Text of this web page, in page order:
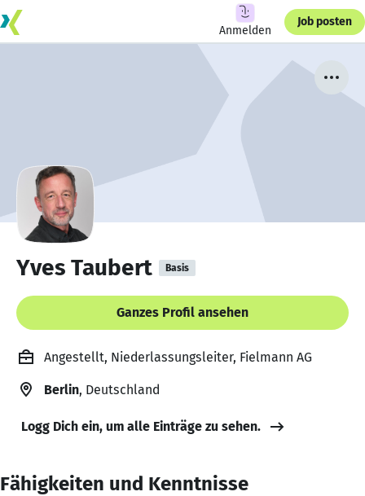
Anmelden
Job posten
Yves Taubert Basis
Ganzes Profil ansehen
Angestellt, Niederlassungsleiter, Fielmann AG
Berlin, Deutschland
Logg Dich ein, um alle Einträge zu sehen.
Fähigkeiten und Kenntnisse